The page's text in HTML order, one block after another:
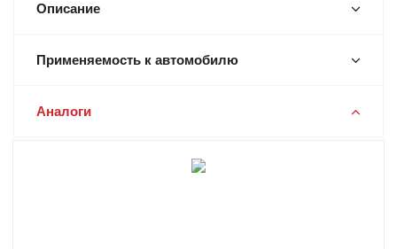
Описание
Применяемость к автомобилю
Аналоги